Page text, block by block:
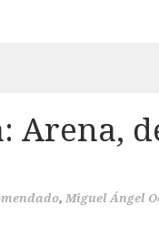
Arena,
, Miguel Ángel